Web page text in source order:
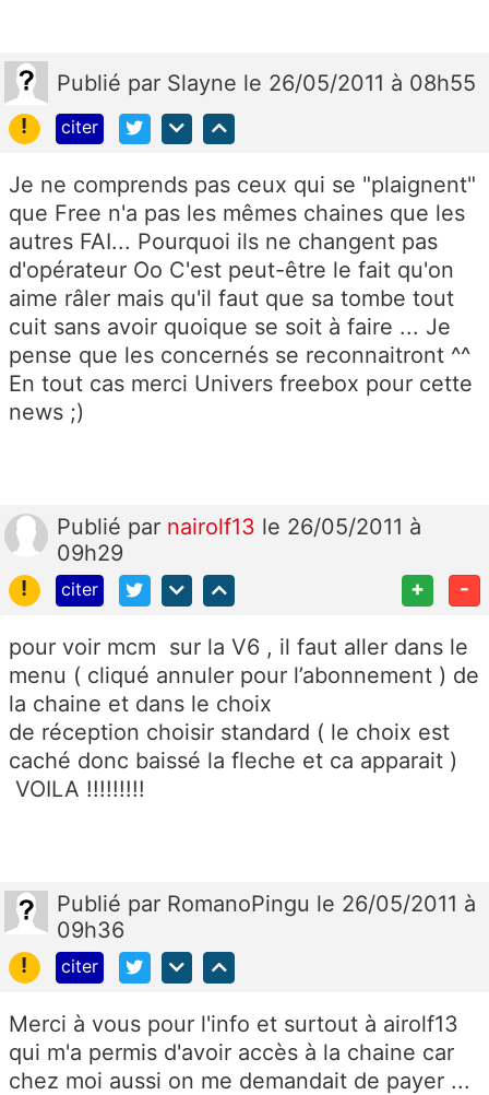
Publié par Slayne le 26/05/2011 à 08h55
!
citer
Je ne comprends pas ceux qui se "plaignent"
que Free n'a pas les mêmes chaines que les
autres FAI... Pourquoi ils ne changent pas
d'opérateur Oo C'est peut-être le fait qu'on
aime râler mais qu'il faut que sa tombe tout
cuit sans avoir quoique se soit à faire ... Je
pense que les concernés se reconnaitront ^^
En tout cas merci Univers freebox pour cette
news ;)
Publié par nairolf13 le 26/05/2011 à
09h29
!
citer + -
pour voir mcm sur la V6 , il faut aller dans le
menu ( cliqué annuler pour l’abonnement ) de
la chaine et dans le choix
de réception choisir standard ( le choix est
caché donc baissé la fleche et ca apparait )
VOILA !!!!!!!!!
Publié par RomanoPingu le 26/05/2011 à
09h36
!
citer
Merci à vous pour l'info et surtout à airolf13
qui m'a permis d'avoir accès à la chaine car
chez moi aussi on me demandait de payer ...